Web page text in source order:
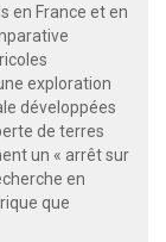
en France et en
exploration
développées
de terres
un « arrêt sur
en
que